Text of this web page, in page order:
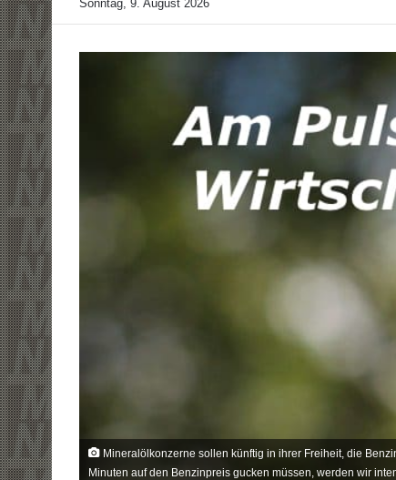
Sonntag, 9. August 2026
Mineralölkonzerne sollen künftig in ihrer Freiheit, die
Minuten auf den Benzinpreis gucken müssen, werden wir